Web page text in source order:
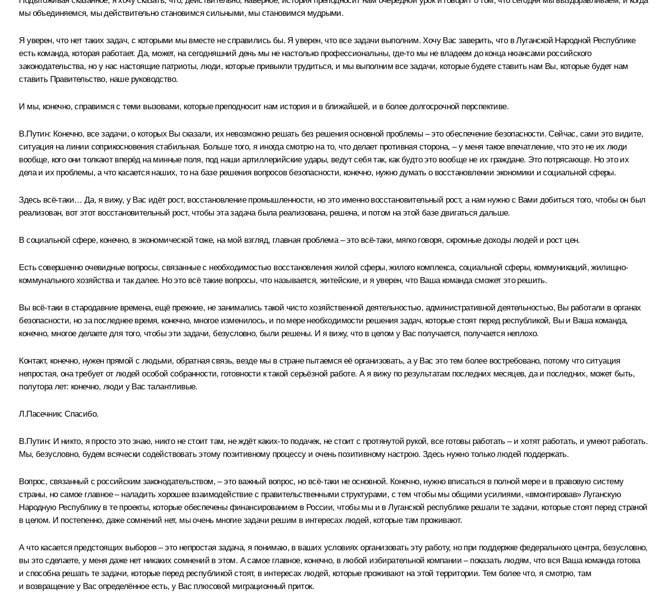
мы объединяемся, мы действительно становимся сильными, мы становимся мудрыми.
Я уверен, что нет таких задач, с которыми мы вместе не справились бы. Я уверен, что все задачи выполним. Хочу Вас заверить, что в Луганской Народной Республике
есть команда, которая работает. Да, может, на сегодняшний день мы не настолько профессиональны, где-то мы не владеем до конца нюансами российского
законодательства, но у нас настоящие патриоты, люди, которые привыкли трудиться, и мы выполним все задачи, которые будете ставить нам Вы, которые будет нам
ставить Правительство, наше руководство.
И мы, конечно, справимся с теми вызовами, которые преподносит нам история и в ближайшей, и в более долгосрочной перспективе.
В.Путин: Конечно, все задачи, о которых Вы сказали, их невозможно решать без решения основной проблемы – это обеспечение безопасности. Сейчас, сами это видите,
ситуация на линии соприкосновения стабильная. Больше того, я иногда смотрю на то, что делает противная сторона, – у меня такое впечатление, что это не их люди
вообще, кого они толкают вперёд на минные поля, под наши артиллерийские удары, ведут себя так, как будто это вообще не их граждане. Это потрясающе. Но это их
дела и их проблемы, а что касается наших, то на базе решения вопросов безопасности, конечно, нужно думать о восстановлении экономики и социальной сферы.
Здесь всё-таки… Да, я вижу, у Вас идёт рост, восстановление промышленности, но это именно восстановительный рост, а нам нужно с Вами добиться того, чтобы он был
реализован, вот этот восстановительный рост, чтобы эта задача была реализована, решена, и потом на этой базе двигаться дальше.
В социальной сфере, конечно, в экономической тоже, на мой взгляд, главная проблема – это всё-таки, мягко говоря, скромные доходы людей и рост цен.
Есть совершенно очевидные вопросы, связанные с необходимостью восстановления жилой сферы, жилого комплекса, социальной сферы, коммуникаций, жилищно-
коммунального хозяйства и так далее. Но это всё такие вопросы, что называется, житейские, и я уверен, что Ваша команда сможет это решить.
Вы всё-таки в стародавние времена, ещё прежние, не занимались такой чисто хозяйственной деятельностью, административной деятельностью, Вы работали в органах
безопасности, но за последнее время, конечно, многое изменилось, и по мере необходимости решения задач, которые стоят перед республикой, Вы и Ваша команда,
конечно, многое делаете для того, чтобы эти задачи, безусловно, были решены. И я вижу, что в целом у Вас получается, получается неплохо.
Контакт, конечно, нужен прямой с людьми, обратная связь, везде мы в стране пытаемся её организовать, а у Вас это тем более востребовано, потому что ситуация
непростая, она требует от людей особой собранности, готовности к такой серьёзной работе. А я вижу по результатам последних месяцев, да и последних, может быть,
полутора лет: конечно, люди у Вас талантливые.
Л.Пасечник: Спасибо.
В.Путин: И никто, я просто это знаю, никто не стоит там, не ждёт каких-то подачек, не стоит с протянутой рукой, все готовы работать – и хотят работать, и умеют работать.
Мы, безусловно, будем всячески содействовать этому позитивному процессу и очень позитивному настрою. Здесь нужно только людей поддержать.
Вопрос, связанный с российским законодательством, – это важный вопрос, но всё-таки не основной. Конечно, нужно вписаться в полной мере и в правовую систему
страны, но самое главное – наладить хорошее взаимодействие с правительственными структурами, с тем чтобы мы общими усилиями, «вмонтировав» Луганскую
Народную Республику в те проекты, которые обеспечены финансированием в России, чтобы мы и в Луганской республике решали те задачи, которые стоят перед страной
в целом. И постепенно, даже сомнений нет, мы очень многие задачи решим в интересах людей, которые там проживают.
А что касается предстоящих выборов – это непростая задача, я понимаю, в ваших условиях организовать эту работу, но при поддержке федерального центра, безусловно,
вы это сделаете, у меня даже нет никаких сомнений в этом. А самое главное, конечно, в любой избирательной компании – показать людям, что вся Ваша команда готова
и способна решать те задачи, которые перед республикой стоят, в интересах людей, которые проживают на этой территории. Тем более что, я смотрю, там
и возвращение у Вас определённое есть, у Вас плюсовой миграционный приток.